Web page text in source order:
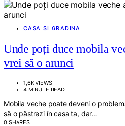
CASA SI GRADINA
Unde poți duce mobila
vrei să o arunci
1,6K VIEWS
4 MINUTE READ
Mobila veche poate deveni o
să o păstrezi în casa ta, dar…
0 SHARES